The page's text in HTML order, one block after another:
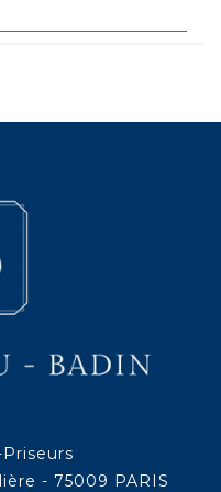
- 75009 PARIS